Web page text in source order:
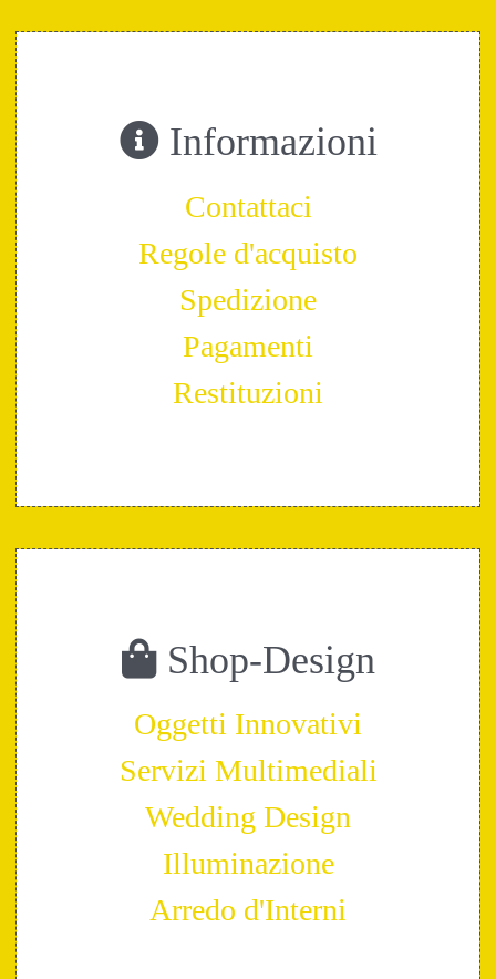
Informazioni
Contattaci
Regole d'acquisto
Spedizione
Pagamenti
Restituzioni
Shop-Design
Oggetti Innovativi
Servizi Multimediali
Wedding Design
Illuminazione
Arredo d'Interni